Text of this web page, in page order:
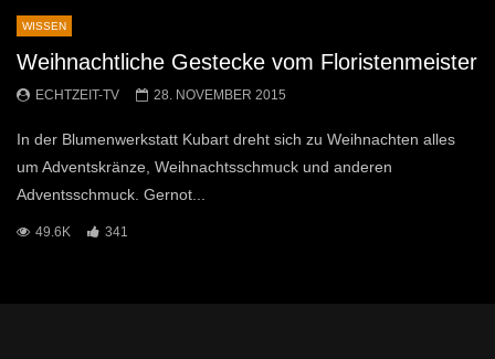
WISSEN
Weihnachtliche Gestecke vom Floristenmeister
ECHTZEIT-TV 28. NOVEMBER 2015
In der Blumenwerkstatt Kubart dreht sich zu Weihnachten alles
um Adventskränze, Weihnachtsschmuck und anderen
Adventsschmuck. Gernot...
49.6K 341